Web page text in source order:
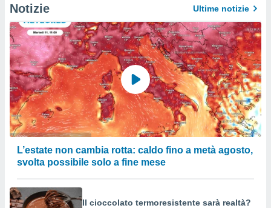
Notizie Ultime notizie
L’estate non cambia rotta: caldo fino a metà agosto,
svolta possibile solo a fine mese
Il cioccolato termoresistente sarà realtà?